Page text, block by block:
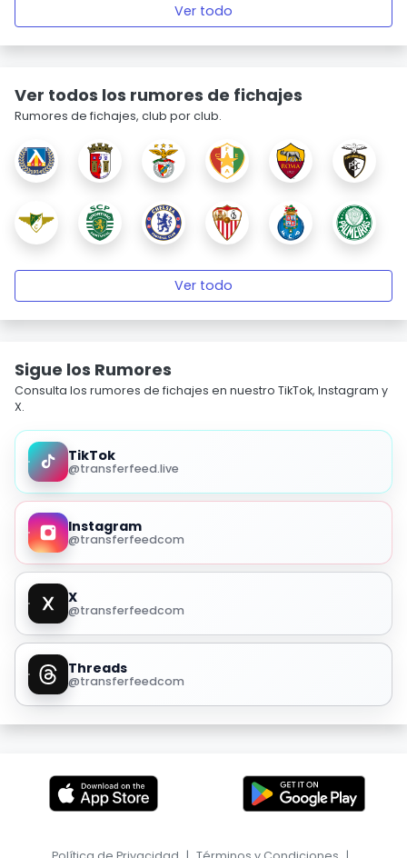
Ver todo
Ver todos los rumores de fichajes
Rumores de fichajes, club por club.
Ver todo
Sigue los Rumores
Consulta los rumores de fichajes en nuestro TikTok, Instagram y
X.
TikTok
@transferfeed.live
Instagram
@transferfeedcom
X
@transferfeedcom
Threads
@transferfeedcom